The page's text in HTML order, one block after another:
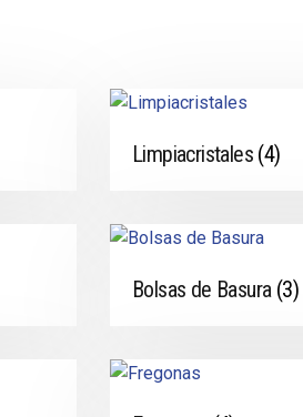
Limpiacristales (4)
Bolsas de Basura (3)